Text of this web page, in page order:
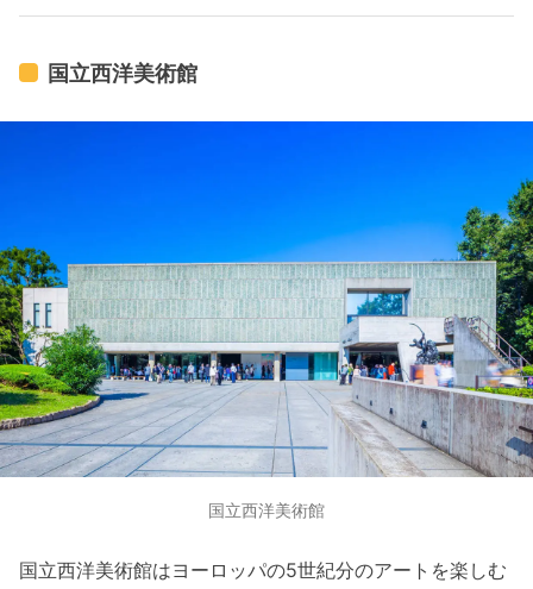
とができ、生き物探究にもってこいの展示。大好き。
国立西洋美術館
国立西洋美術館
国立西洋美術館はヨーロッパの5世紀分のアートを楽しむ